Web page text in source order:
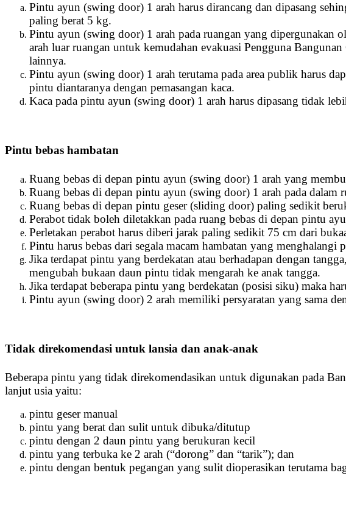
Pintu ayun (swing door) 1 arah harus dirancang dan dipasang
paling berat 5 kg.
Pintu ayun (swing door) 1 arah pada ruangan yang dipergunakan
arah luar ruangan untuk kemudahan evakuasi Pengguna
lainnya.
Pintu ayun (swing door) 1 arah terutama pada area publik harus
pintu diantaranya dengan pemasangan kaca.
Kaca pada pintu ayun (swing door) 1 arah harus dipasang tidak
Pintu bebas hambatan
Ruang bebas di depan pintu ayun (swing door) 1 arah yang
Ruang bebas di depan pintu ayun (swing door) 1 arah pada
Ruang bebas di depan pintu geser (sliding door) paling sedikit
Perabot tidak boleh diletakkan pada ruang bebas di depan pintu
Perletakan perabot harus diberi jarak paling sedikit 75 cm dari
Pintu harus bebas dari segala macam hambatan yang
Jika terdapat pintu yang berdekatan atau berhadapan dengan
mengubah bukaan daun pintu tidak mengarah ke anak tangga.
Jika terdapat beberapa pintu yang berdekatan (posisi siku) maka
Pintu ayun (swing door) 2 arah memiliki persyaratan yang sama
Tidak direkomendasi untuk lansia dan anak-anak
Beberapa pintu yang tidak direkomendasikan untuk digunakan pada
lanjut usia yaitu:
pintu geser manual
pintu yang berat dan sulit untuk dibuka/ditutup
pintu dengan 2 daun pintu yang berukuran kecil
pintu yang terbuka ke 2 arah (“dorong” dan “tarik”); dan
pintu dengan bentuk pegangan yang sulit dioperasikan terutama